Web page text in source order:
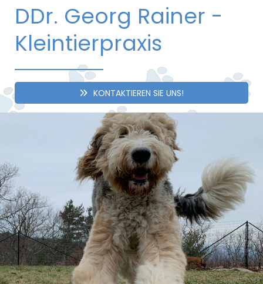
DDr. Georg Rainer -
Kleintierpraxis
KONTAKTIEREN SIE UNS!